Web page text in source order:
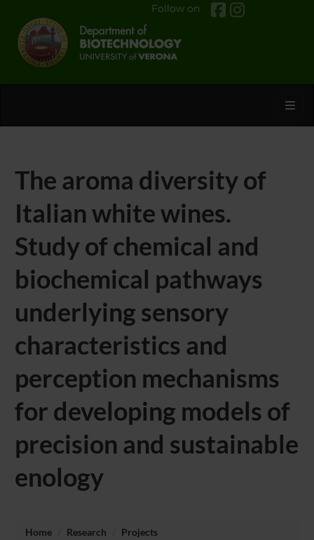
Follow on
The aroma diversity of
Italian white wines.
Study of chemical and
biochemical pathways
underlying sensory
characteristics and
perception mechanisms
for developing models of
precision and sustainable
enology
Home Research
Projects